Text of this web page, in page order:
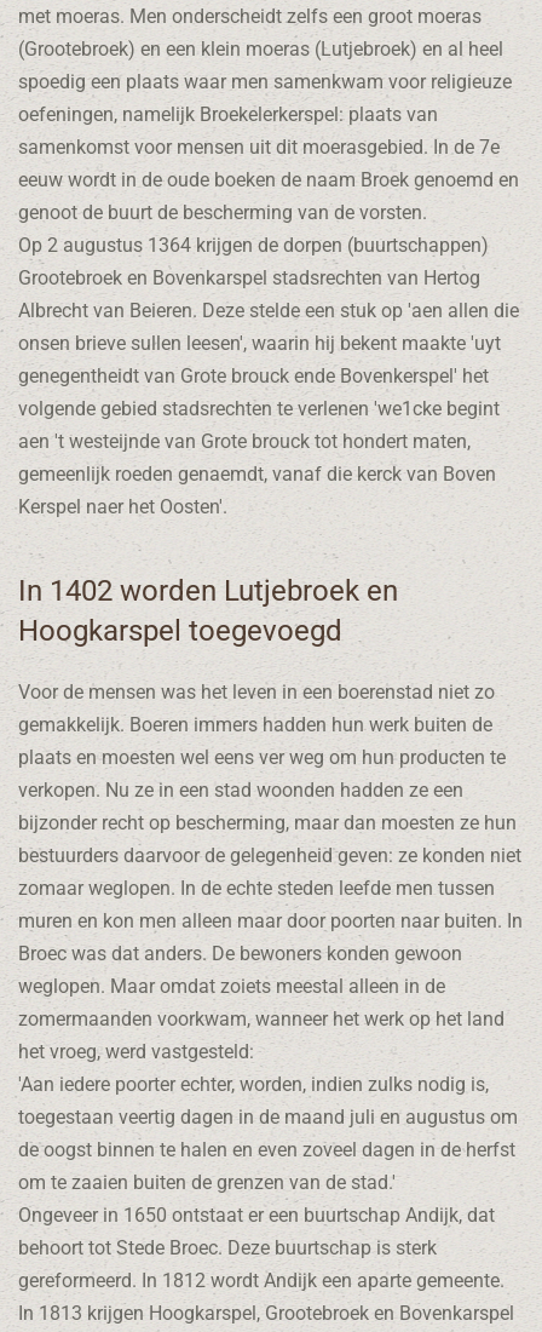
met moeras. Men onderscheidt zelfs een groot moeras
(Grootebroek) en een klein moeras (Lutjebroek) en al heel
spoedig een plaats waar men samenkwam voor religieuze
oefeningen, namelijk Broekelerkerspel: plaats van
samenkomst voor mensen uit dit moerasgebied. In de 7e
eeuw wordt in de oude boeken de naam Broek genoemd en
genoot de buurt de bescherming van de vorsten.
Op 2 augustus 1364 krijgen de dorpen (buurtschappen)
Grootebroek en Bovenkarspel stadsrechten van Hertog
Albrecht van Beieren. Deze stelde een stuk op 'aen allen die
onsen brieve sullen leesen', waarin hij bekent maakte 'uyt
genegentheidt van Grote brouck ende Bovenkerspel' het
volgende gebied stadsrechten te verlenen 'we1cke begint
aen 't westeijnde van Grote brouck tot hondert maten,
gemeenlijk roeden genaemdt, vanaf die kerck van Boven
Kerspel naer het Oosten'.
In 1402 worden Lutjebroek en
Hoogkarspel toegevoegd
Voor de mensen was het leven in een boerenstad niet zo
gemakkelijk. Boeren immers hadden hun werk buiten de
plaats en moesten wel eens ver weg om hun producten te
verkopen. Nu ze in een stad woonden hadden ze een
bijzonder recht op bescherming, maar dan moesten ze hun
bestuurders daarvoor de gelegenheid geven: ze konden niet
zomaar weglopen. In de echte steden leefde men tussen
muren en kon men alleen maar door poorten naar buiten. In
Broec was dat anders. De bewoners konden gewoon
weglopen. Maar omdat zoiets meestal alleen in de
zomermaanden voorkwam, wanneer het werk op het land
het vroeg, werd vastgesteld:
'Aan iedere poorter echter, worden, indien zulks nodig is,
toegestaan veertig dagen in de maand juli en augustus om
de oogst binnen te halen en even zoveel dagen in de herfst
om te zaaien buiten de grenzen van de stad.'
Ongeveer in 1650 ontstaat er een buurtschap Andijk, dat
behoort tot Stede Broec. Deze buurtschap is sterk
gereformeerd. In 1812 wordt Andijk een aparte gemeente.
In 1813 krijgen Hoogkarspel, Grootebroek en Bovenkarspel